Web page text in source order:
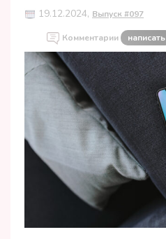
19.12.2024, Выпуск #097
Комментарии написать